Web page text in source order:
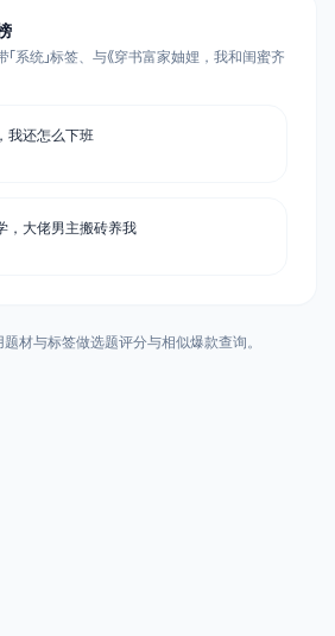
系统」标签、与《穿书富家妯娌，我和闺蜜齐
我还怎么下班
，大佬男主搬砖养我
题材与标签做选题评分与相似爆款查询。